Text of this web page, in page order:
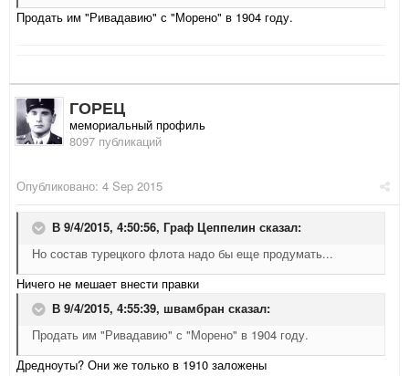
Продать им "Ривадавию" с "Морено" в 1904 году.
ГОРЕЦ
мемориальный профиль
8097 публикаций
Опубликовано: 4 Sep 2015
В 9/4/2015, 4:50:56, Граф Цеппелин сказал:
Но состав турецкого флота надо бы еще продумать...
Ничего не мешает внести правки
В 9/4/2015, 4:55:39, швамбран сказал:
Продать им "Ривадавию" с "Морено" в 1904 году.
Дредноуты? Они же только в 1910 заложены